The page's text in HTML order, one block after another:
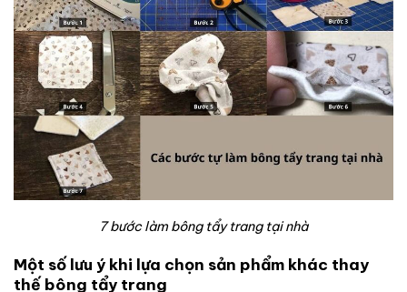
7 bước làm bông tẩy trang tại nhà
Một số lưu ý khi lựa chọn sản phẩm khác thay
thế bông tẩy trang